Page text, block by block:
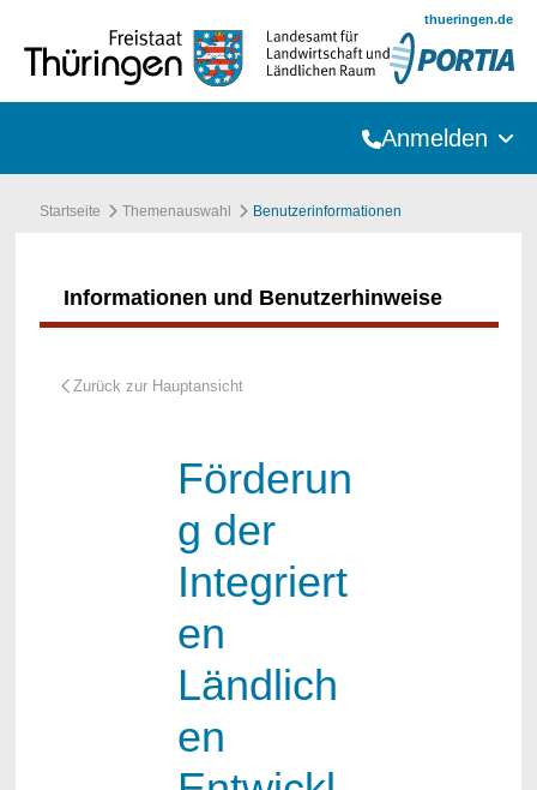
thueringen.de
Anmelden
Startseite Themenauswahl Benutzerinformationen
Informationen und Benutzerhinweise
Förderun
g der
Integriert
en
Ländlich
en